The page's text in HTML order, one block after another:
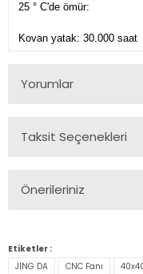
25 ° C'de ömür:
Kovan yatak: 30.000 saat
Yorumlar
Taksit Seçenekleri
Önerileriniz
konularda yetersiz
kullanarak tarafımıza
Etiketler :
JING DA
CNC Fanı